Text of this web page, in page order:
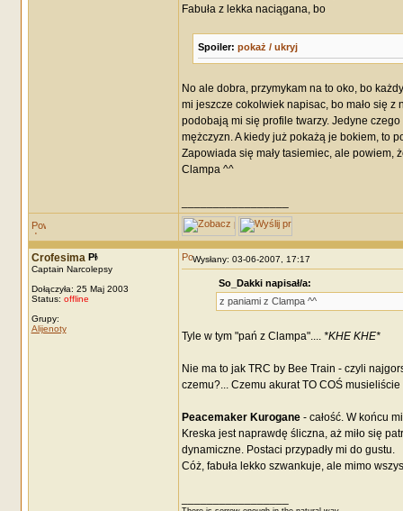
Fabuła z lekka naciągana, bo
Spoiler: pokaż / ukryj
No ale dobra, przymykam na to oko, bo
mi jeszcze cokolwiek napisac, bo mało się
podobają mi się profile twarzy. Jedyne
mężczyzn. A kiedy już pokażą je bokiem, to
Zapowiada się mały tasiemiec, ale powiem,
Clampa ^^
Crofesima
Captain Narcolepsy
Dołączyła: 25 Maj 2003
Status: offline
Grupy:
Alijenoty
Wysłany: 03-06-2007, 17:17
So_Dakki napisał/a:
z paniami z Clampa ^^
Tyle w tym "pań z Clampa".... *KHE KHE*
Nie ma to jak TRC by Bee Train - czyli
czemu?... Czemu akurat TO COŚ
Peacemaker Kurogane- całość. W końcu
Kreska jest naprawdę śliczna, aż miło się
dynamiczne. Postaci przypadły mi do gustu.
Cóż, fabuła lekko szwankuje, ale mimo